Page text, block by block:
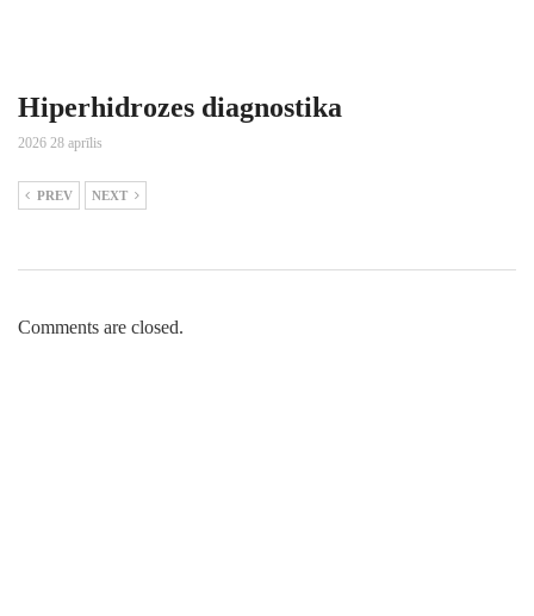
Hiperhidrozes diagnostika
2026 28 aprīlis
PREV NEXT
Comments are closed.